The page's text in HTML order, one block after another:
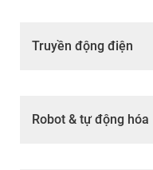
Truyền động điện
Robot & tự động hóa